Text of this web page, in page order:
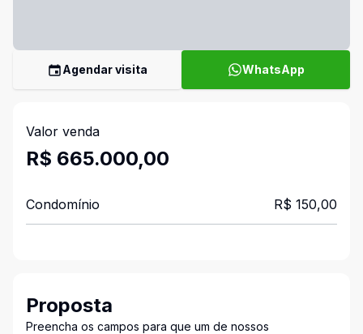
Agendar visita WhatsApp
Valor venda
R$ 665.000,00
Condomínio R$ 150,00
Proposta
Preencha os campos para que um de nossos